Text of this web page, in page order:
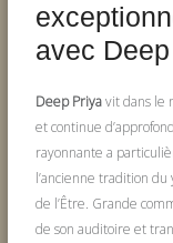
avec
Deep Priyavit dans le
et continue
rayonnante a
l’ancienne tradition
de l’Être. Grande
de son auditoire et